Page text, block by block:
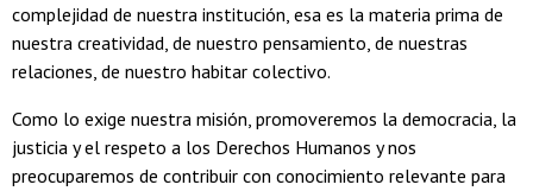
complejidad de nuestra institución, esa es la materia prima de
nuestra creatividad, de nuestro pensamiento, de nuestras
relaciones, de nuestro habitar colectivo.
Como lo exige nuestra misión, promoveremos la democracia, la
justicia y el respeto a los Derechos Humanos y nos
preocuparemos de contribuir con conocimiento relevante para